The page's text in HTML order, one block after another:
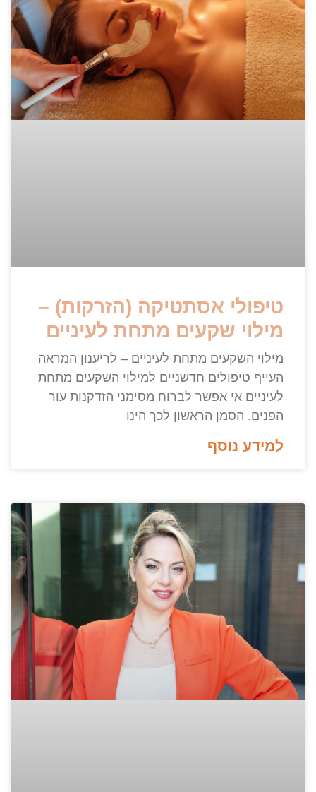
טיפולי אסתטיקה (הזרקות) –
מילוי שקעים מתחת לעיניים
מילוי השקעים מתחת לעיניים – לריענון המראה
העייף טיפולים חדשניים למילוי השקעים מתחת
לעיניים אי אפשר לברוח מסימני הזדקנות עור
הפנים. הסמן הראשון לכך הינו
למידע נוסף